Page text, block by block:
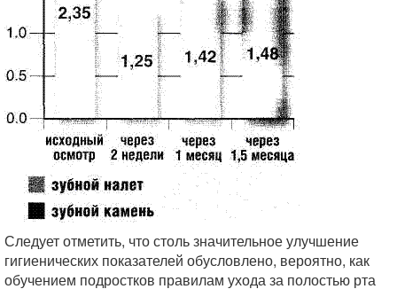
Следует отметить, что столь значительное улучшение
гигиенических показателей обусловлено, вероятно, как
обучением подростков правилам ухода за полостью рта